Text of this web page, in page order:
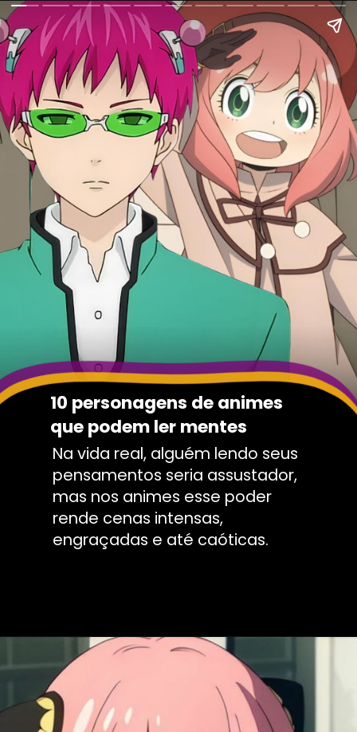
10 personagens de animes
que podem ler mentes
Na vida real, alguém lendo seus
pensamentos seria assustador,
mas nos animes esse poder
rende cenas intensas,
engraçadas e até caóticas.